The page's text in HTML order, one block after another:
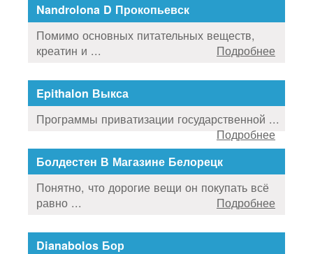
Nandrolona D Прокопьевск
Помимо основных питательных веществ,
креатин и ...
Подробнее
Epithalon Выкса
Программы приватизации государственной ...
Подробнее
Болдестен В Магазине Белорецк
Понятно, что дорогие вещи он покупать всё
равно ...
Подробнее
Dianabolos Бор